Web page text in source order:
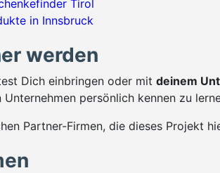
Tirol
in Innsbruck
werden
Dich einbringen oder mit deinem
Unternehmen persönlich kennen zu
Partner-Firmen, die dieses Projekt